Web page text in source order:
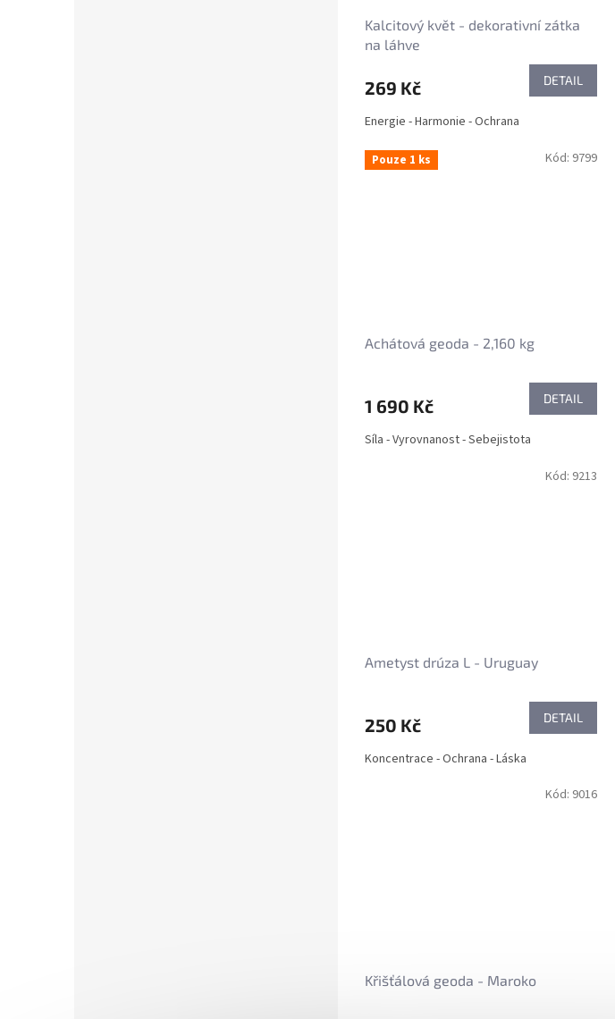
Kalcitový květ - dekorativní zátka
na láhve
269 Kč DETAIL
Energie - Harmonie - Ochrana
Pouze 1 ks
Achátová geoda - 2,160 kg
1 690 Kč DETAIL
Síla - Vyrovnanost - Sebejistota
Kód: 9799
Ametyst drúza L - Uruguay
250 Kč DETAIL
Koncentrace - Ochrana - Láska
Kód: 9213
Křišťálová geoda - Maroko
Kód: 9016